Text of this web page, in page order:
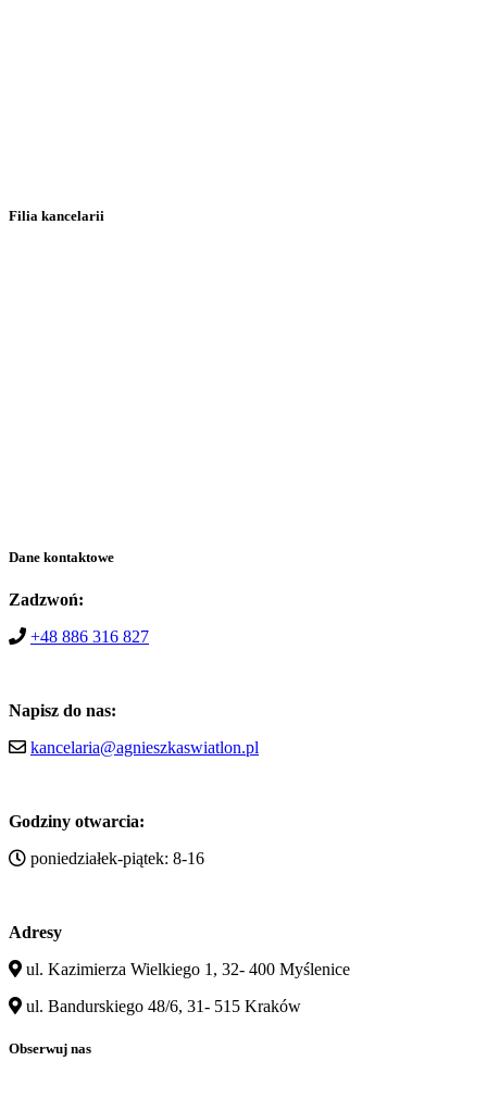
Filia kancelarii
Dane kontaktowe
Zadzwoń:
+48 886 316 827
Napisz do nas:
kancelaria@agnieszkaswiatlon.pl
Godziny otwarcia:
poniedziałek-piątek: 8-16
Adresy
ul. Kazimierza Wielkiego 1, 32- 400 Myślenice
ul. Bandurskiego 48/6, 31- 515 Kraków
Obserwuj nas